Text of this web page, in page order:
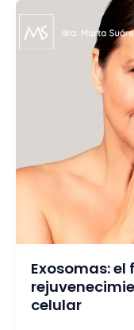
contenido
Exosomas: el
celular